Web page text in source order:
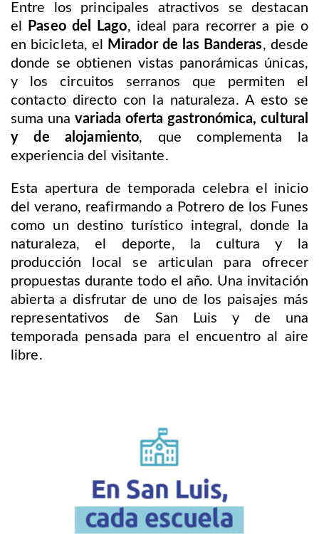
Entre los principales atractivos se destacan
el
Paseo del Lago, ideal para recorrer a pie o
en bicicleta, el
Mirador de las Banderas, desde
donde se obtienen vistas panorámicas únicas,
y los circuitos serranos que permiten el
contacto directo con la naturaleza. A esto se
suma unavariada oferta gastronómica, cultural
y de alojamiento, que complementa la
experiencia del visitante.
Esta apertura de temporada celebra el inicio
del verano, reafirmando a Potrero de los Funes
como un destino turístico integral, donde la
naturaleza, el deporte, la cultura y la
producción local se articulan para ofrecer
propuestas durante todo el año. Una invitación
abierta a disfrutar de uno de los paisajes más
representativos de San Luis y de una
temporada pensada para el encuentro al aire
libre.